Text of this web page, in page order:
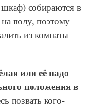
собираются в
полу, поэтому
из комнаты
или её надо
положения в
позвать кого-